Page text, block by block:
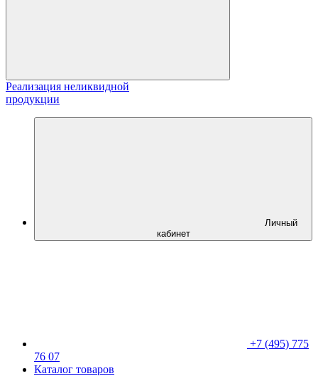
Реализация неликвидной
продукции
Личный
кабинет
+7 (495) 775
76 07
Каталог товаров